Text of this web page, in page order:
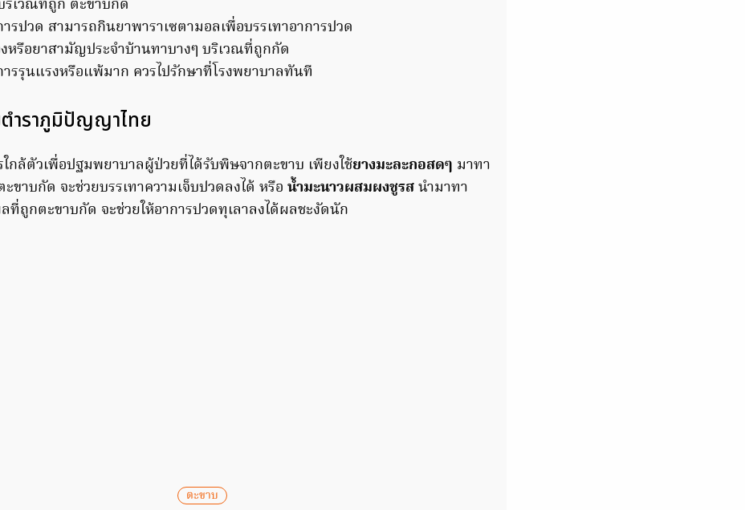
เวณที่ถูก ตะขาบกัด
รปวด สามารถกินยาพาราเซตามอลเพื่อบรรเทาอาการปวด
หรือยาสามัญประจำบ้านทาบางๆ บริเวณที่ถูกกัด
รรุนแรงหรือแพ้มาก ควรไปรักษาที่โรงพยาบาลทันที
ำราภูมิปัญญาไทย
ใกล้ตัวเพื่อปฐมพยาบาลผู้ป่วยที่ได้รับพิษจากตะขาบ เพียงใช้ยางมะละกอสดๆ มาทา
ขาบกัด จะช่วยบรรเทาความเจ็บปวดลงได้ หรือ น้ำมะนาวผสมผงชูรสนำมาทา
ที่ถูกตะขาบกัด จะช่วยให้อาการปวดทุเลาลงได้ผลชะงัดนัก
ตะขาบ